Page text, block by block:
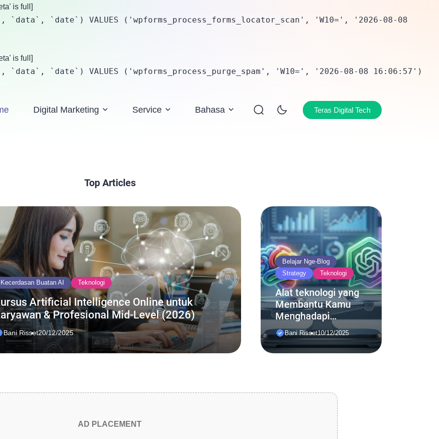
is full]
`data`, `date`) VALUES ('wpforms_process_forms_locator_scan', 'W10=', '2026-08-08
is full]
`data`, `date`) VALUES ('wpforms_process_purge_spam', 'W10=', '2026-08-08 16:06:57')
Digital Marketing Service Bahasa Teras Digital Tech
Top Articles
Kecerdasan Buatan AI Teknologi
Artificial Intelligence Online untuk
& Profesional Mid-Level (2026)
Bani Risset20/12/2025
Belajar Nge-Blog
Strategy
Teknologi
Alat teknologi yang
Membantu Kamu
Menghadapi
Tantangan Hidup di
Era Digital 2025
Bani Risset10/12/2025
AD PLACEMENT